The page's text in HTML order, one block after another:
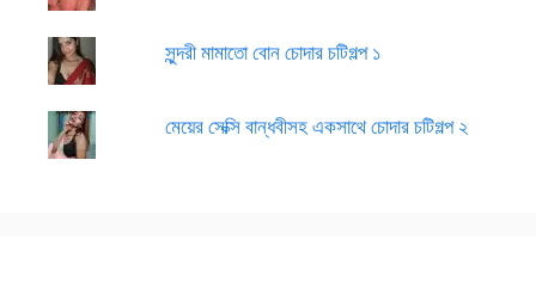
সুন্দরী মামাতো বোন চোদার চটিগল্প ১
মেয়ের সেক্সি বান্ধবীসহ একসাথে চোদার চটিগল্প ২